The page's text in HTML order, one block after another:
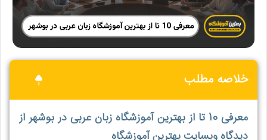
خلاصه مطلب
معرفی 10 تا از بهترین آموزشگاه زبان عربی در بوشهر از
دیدگاه وبسایت بهترین آموزشگاه